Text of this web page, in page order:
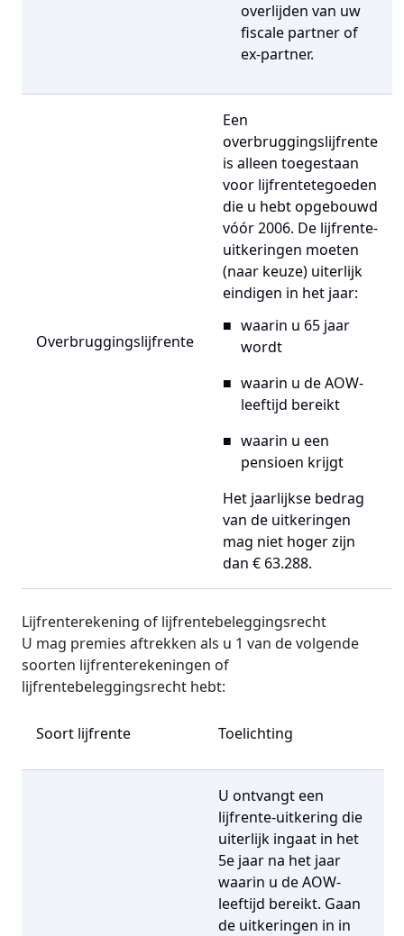
overlijden van uw
fiscale partner of
ex-partner.
Overbruggingslijfrente
Een
overbruggingslijfrente
is alleen toegestaan
voor lijfrentetegoeden
die u hebt opgebouwd
vóór 2006. De lijfrente-
uitkeringen moeten
(naar keuze) uiterlijk
eindigen in het jaar:
waarin u 65 jaar
wordt
waarin u de AOW-
leeftijd bereikt
waarin u een
pensioen krijgt
Het jaarlijkse bedrag
van de uitkeringen
mag niet hoger zijn
dan € 63.288.
Lijfrenterekening of lijfrentebeleggingsrecht
U mag premies aftrekken als u 1 van de volgende
soorten lijfrenterekeningen of
lijfrentebeleggingsrecht hebt:
Soort lijfrente Toelichting
U ontvangt een
lijfrente-uitkering die
uiterlijk ingaat in het
5e jaar na het jaar
waarin u de AOW-
leeftijd bereikt. Gaan
de uitkeringen in in